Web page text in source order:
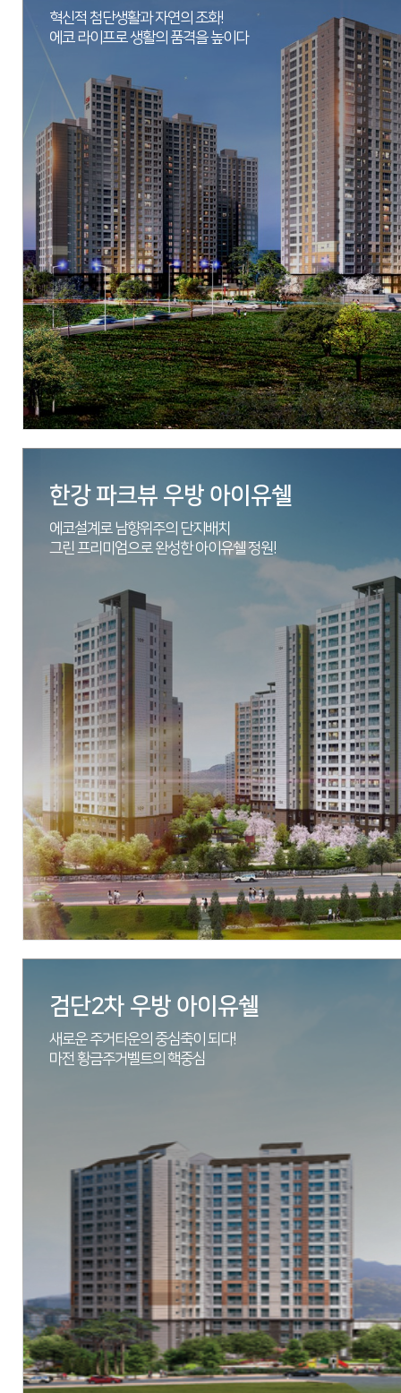
현장 인천시 서구 오류동 1722-1번지 일원
시행 우방산업(주)
시공 우방산업(주)
세대수 총 420세대
분양문의 032-564-5678
자세히 보기
혁신적 첨단생활과 자연의 조화!
에코 라이프로 생활의 품격을 높이다
현장 경기도 안성시 공도읍 승두리 60-133번지 일원
시행 에스엠상선(주)
에스엠상선(주)
세대수 총 715세대
분양문의 031-652-3933
자세히 보기
한강 파크뷰 우방 아이유쉘
에코설계로 남향위주의 단지배치
그린 프리미엄으로 완성한 아이유쉘 정원!
경기도 김포시 걸포동 294-38번지 일원
김포걸포2지역주택조합,(주)우방,에스엠상선(주)
시공 (주)우방,에스엠상선(주)
세대수 총 540세대
분양문의 031-996-7777
검단2차 우방 아이유쉘
새로운 주거타운의 중심축이 되다!
마전 황금주거벨트의 핵중심